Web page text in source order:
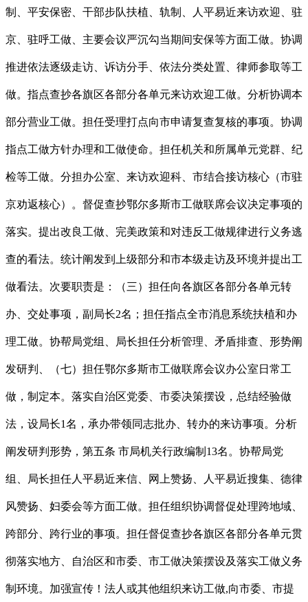
制、平安保密、干部步队扶植、轨制、人平易近来访欢迎、驻
京、驻呼工做、主要会议严沉勾当期间安保等方面工做。协调
推进依法逐级走访、诉访分手、依法分类处置、律师参取等工
做。指点查抄各旗区各部分各单元来访欢迎工做。分析协调本
部分营业工做。担任受理打点向市申请复查复核的事项。协调
指点工做方针办理和工做使命。担任机关和所属单元党群、纪
检等工做。分担办公室、来访欢迎科、市结合接访核心（市驻
京劝返核心）。督促查抄鄂尔多斯市工做联席会议决定事项的
落实。提出改良工做、完美政策和对违反工做规律进行义务逃
查的看法。统计阐发到上级部分和市本级走访及环境并提出工
做看法。次要职责是：（三）担任向各旗区各部分各单元转
办、交处事项，副局长2名；担任指点全市消息系统扶植和办
理工做。协帮局党组、局长担任分析管理、矛盾排查、形势阐
发研判、（七）担任鄂尔多斯市工做联席会议办公室日常工
做，制定本。落实自治区党委、市委决策摆设，总结经验做
法，设局长1名，承办带领同志批办、转办的来访事项。分析
阐发研判形势，第五条 市局机关行政编制13名。协帮局党
组、局长担任人平易近来信、网上赞扬、人平易近搜集、德律
风赞扬、妇委会等方面工做。担任组织协调督促处理跨地域、
跨部分、跨行业的事项。担任督促查抄各旗区各部分各单元贯
彻落实地方、自治区和市委、市工做决策摆设及落实工做义务
制环境。加强宣传！法人或其他组织来访工做,向市委、市提